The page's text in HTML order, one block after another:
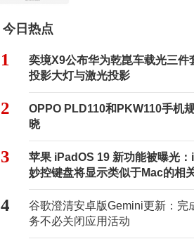
今日热点
1
奕境X9公布华为乾崑车载光三件
投影大灯与激光投影
2
OPPO PLD110和PKW110手机
晓
3
苹果 iPadOS 19 新功能被曝光
妙控键盘将显示类似于Mac的相
4
谷歌澄清安卓版Gemini更新：完
务不必关闭应用活动